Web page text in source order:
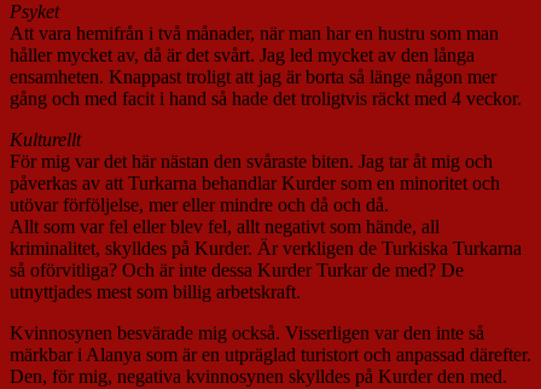
Psyket
Att vara hemifrån i två månader, när man har en hustru som man
håller mycket av, då är det svårt. Jag led mycket av den långa
ensamheten. Knappast troligt att jag är borta så länge någon mer
gång och med facit i hand så hade det troligtvis räckt med 4 veckor.
Kulturellt
För mig var det här nästan den svåraste biten. Jag tar åt mig och
påverkas av att Turkarna behandlar Kurder som en minoritet och
utövar förföljelse, mer eller mindre och då och då.
Allt som var fel eller blev fel, allt negativt som hände, all
kriminalitet, skylldes på Kurder. Är verkligen de Turkiska Turkarna
så oförvitliga? Och är inte dessa Kurder Turkar de med? De
utnyttjades mest som billig arbetskraft.
Kvinnosynen besvärade mig också. Visserligen var den inte så
märkbar i Alanya som är en utpräglad turistort och anpassad därefter.
Den, för mig, negativa kvinnosynen skylldes på Kurder den med.